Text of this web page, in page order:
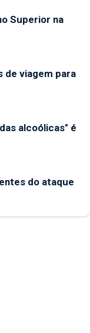
Superior na
de viagem para
alcoólicas" é
do ataque